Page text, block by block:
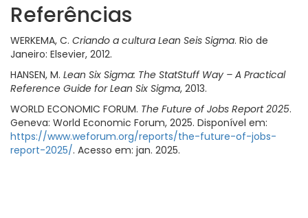
Referências
WERKEMA, C. Criando a cultura Lean Seis Sigma. Rio de
Janeiro: Elsevier, 2012.
HANSEN, M. Lean Six Sigma: The StatStuff Way – A Practical
Reference Guide for Lean Six Sigma, 2013.
WORLD ECONOMIC FORUM. The Future of Jobs Report 2025.
Geneva: World Economic Forum, 2025. Disponível em:
https://www.weforum.org/reports/the-future-of-jobs-
report-2025/. Acesso em: jan. 2025.